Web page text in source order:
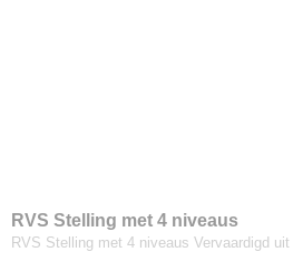
RVS Stelling met 4 niveaus
RVS Stelling met 4 niveaus Vervaardigd